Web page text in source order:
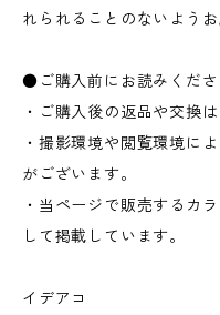
れられることのないようお
●ご購入前にお読みくださ
・ご購入後の返品や交換は
・撮影環境や閲覧環境に
がございます。
・当ページで販売するカ
して掲載しています。
イデアコ